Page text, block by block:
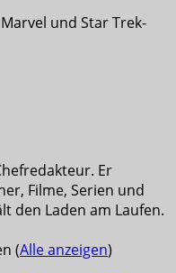
und Star Trek-
Er
Filme, Serien und
den Laden am Laufen.
(Alle anzeigen)